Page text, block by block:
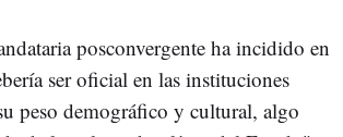
posconvergente ha incidido en
ser oficial en las instituciones
peso demográfico y cultural, algo